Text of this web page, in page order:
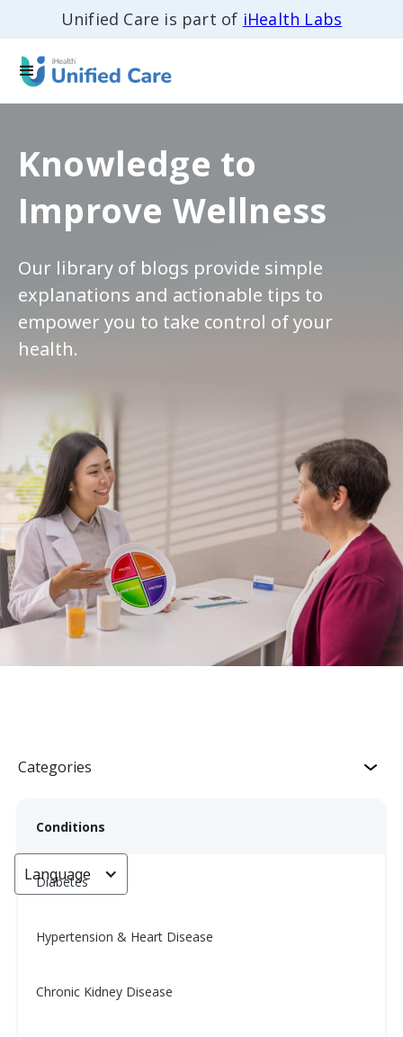
Unified Care is part of iHealth Labs
Knowledge to
Improve Wellness
Our library of blogs provide simple
explanations and actionable tips to
empower you to take control of your
health.
Categories
Conditions
Diabetes
Hypertension & Heart Disease
Chronic Kidney Disease
Language
糖尿病和足部健康 (Have
Diabetes? Protect Your Feet!)